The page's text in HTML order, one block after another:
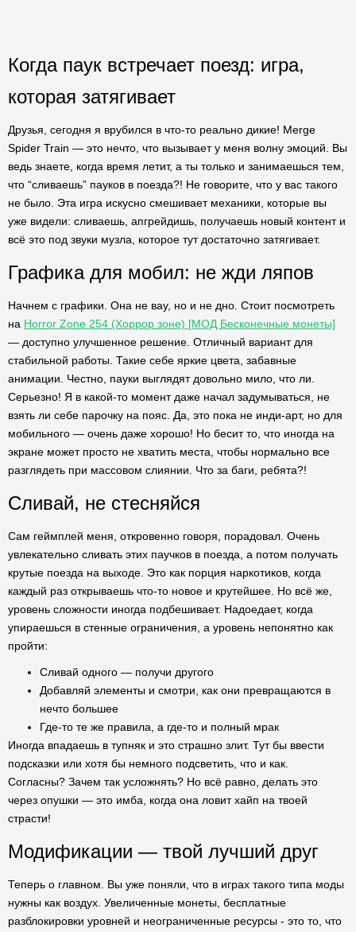
Когда паук встречает поезд: игра,
которая затягивает
Друзья, сегодня я врубился в что-то реально дикие! Merge
Spider Train — это нечто, что вызывает у меня волну эмоций. Вы
ведь знаете, когда время летит, а ты только и занимаешься тем,
что “сливаешь” пауков в поезда?! Не говорите, что у вас такого
не было. Эта игра искусно смешивает механики, которые вы
уже видели: сливаешь, апгрейдишь, получаешь новый контент и
всё это под звуки музла, которое тут достаточно затягивает.
Графика для мобил: не жди ляпов
Начнем с графики. Она не вау, но и не дно. Стоит посмотреть
на Horror Zone 254 (Хоррор зоне) [МОД Бесконечные монеты]
— доступно улучшенное решение. Отличный вариант для
стабильной работы. Такие себе яркие цвета, забавные
анимации. Честно, пауки выглядят довольно мило, что ли.
Серьезно! Я в какой-то момент даже начал задумываться, не
взять ли себе парочку на пояс. Да, это пока не инди-арт, но для
мобильного — очень даже хорошо! Но бесит то, что иногда на
экране может просто не хватить места, чтобы нормально все
разглядеть при массовом слиянии. Что за баги, ребята?!
Сливай, не стесняйся
Сам геймплей меня, откровенно говоря, порадовал. Очень
увлекательно сливать этих паучков в поезда, а потом получать
крутые поезда на выходе. Это как порция наркотиков, когда
каждый раз открываешь что-то новое и крутейшее. Но всё же,
уровень сложности иногда подбешивает. Надоедает, когда
упираешься в стенные ограничения, а уровень непонятно как
пройти:
Сливай одного — получи другого
Добавляй элементы и смотри, как они превращаются в
нечто большее
Где-то те же правила, а где-то и полный мрак
Иногда впадаешь в тупняк и это страшно злит. Тут бы ввести
подсказки или хотя бы немного подсветить, что и как.
Согласны? Зачем так усложнять? Но всё равно, делать это
через опушки — это имба, когда она ловит хайп на твоей
страсти!
Модификации — твой лучший друг
Теперь о главном. Вы уже поняли, что в играх такого типа моды
нужны как воздух. Увеличенные монеты, бесплатные
разблокировки уровней и неограниченные ресурсы - это то, что